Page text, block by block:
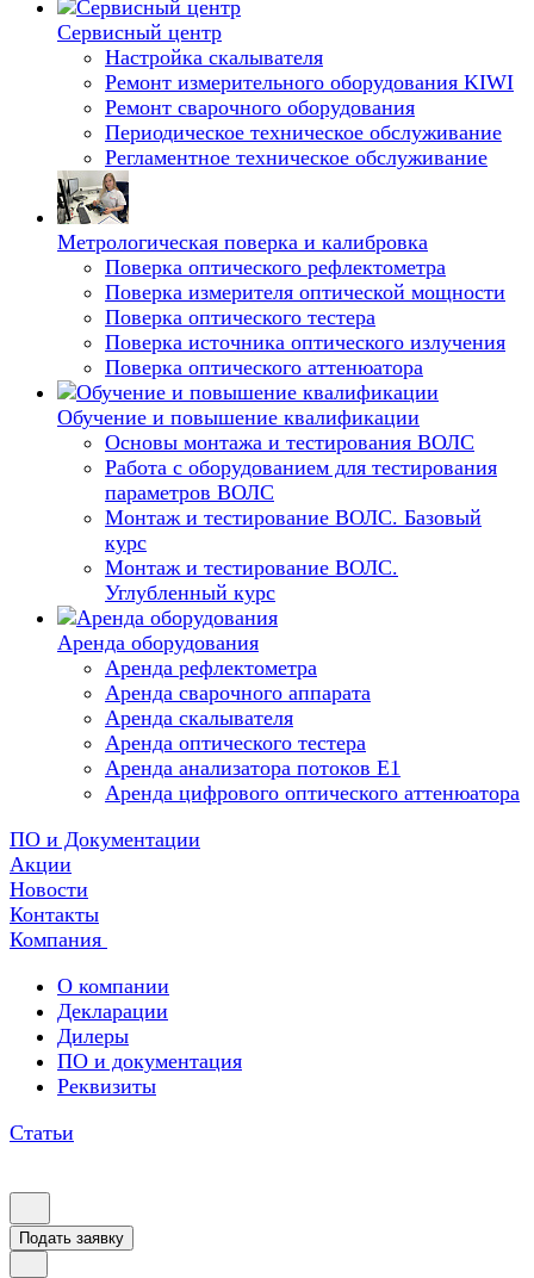
Сервисный центр
Настройка скалывателя
Ремонт измерительного оборудования KIWI
Ремонт сварочного оборудования
Периодическое техническое обслуживание
Регламентное техническое обслуживание
Метрологическая поверка и калибровка
Поверка оптического рефлектометра
Поверка измерителя оптической мощности
Поверка оптического тестера
Поверка источника оптического излучения
Поверка оптического аттенюатора
Обучение и повышение квалификации
Основы монтажа и тестирования ВОЛС
Работа с оборудованием для тестирования
параметров ВОЛС
Монтаж и тестирование ВОЛС. Базовый
курс
Монтаж и тестирование ВОЛС.
Углубленный курс
Аренда оборудования
Аренда рефлектометра
Аренда сварочного аппарата
Аренда скалывателя
Аренда оптического тестера
Аренда анализатора потоков Е1
Аренда цифрового оптического аттенюатора
ПО и Документации
Акции
Новости
Контакты
Компания
О компании
Декларации
Дилеры
ПО и документация
Реквизиты
Статьи
Подать заявку